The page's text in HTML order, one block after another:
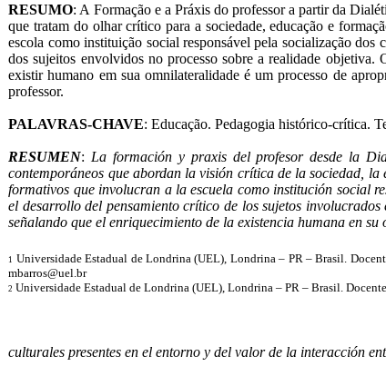
RESUMO: A Formação e a Práxis do professor a partir da
que tratam do olhar crítico para a sociedade, educação e
escola como instituição social responsável pela socialização
dos sujeitos envolvidos no processo sobre a realidade
existir humano em sua omnilateralidade é um processo de
professor.
PALAVRAS-CHAVE: Educação. Pedagogia histórico-crítica.
RESUMEN: La formación y praxis del profesor desde la
contemporáneos que abordan la visión crítica de la sociedad,
formativos que involucran a la escuela como institución social
el desarrollo del pensamiento crítico de los sujetos
señalando que el enriquecimiento de la existencia humana en
1 Universidade Estadual de Londrina (UEL), Londrina – PR – Brasil.
mbarros@uel.br
2 Universidade Estadual de Londrina (UEL), Londrina – PR – Brasil.
culturales presentes en el entorno y del valor de la interacción